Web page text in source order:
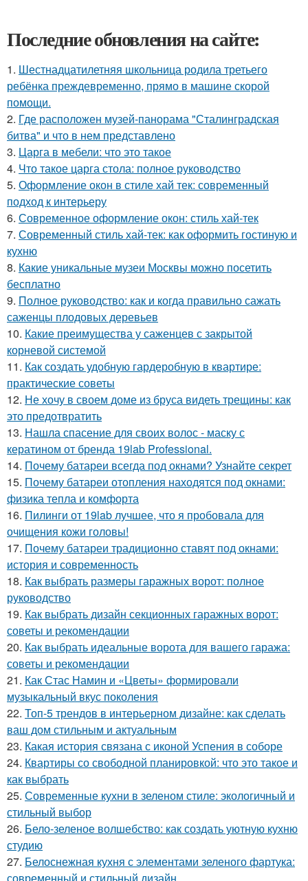
Последние обновления на сайте:
1. Шестнадцатилетняя школьница родила третьего
ребёнка преждевременно, прямо в машине скорой
помощи.
2. Где расположен музей-панорама "Сталинградская
битва" и что в нем представлено
3. Царга в мебели: что это такое
4. Что такое царга стола: полное руководство
5. Оформление окон в стиле хай тек: современный
подход к интерьеру
6. Современное оформление окон: стиль хай-тек
7. Современный стиль хай-тек: как оформить гостиную и
кухню
8. Какие уникальные музеи Москвы можно посетить
бесплатно
9. Полное руководство: как и когда правильно сажать
саженцы плодовых деревьев
10. Какие преимущества у саженцев с закрытой
корневой системой
11. Как создать удобную гардеробную в квартире:
практические советы
12. Не хочу в своем доме из бруса видеть трещины: как
это предотвратить
13. Нашла спасение для своих волос - маску с
кератином от бренда 19lab Professional.
14. Почему батареи всегда под окнами? Узнайте секрет
15. Почему батареи отопления находятся под окнами:
физика тепла и комфорта
16. Пилинги от 19lab лучшее, что я пробовала для
очищения кожи головы!
17. Почему батареи традиционно ставят под окнами:
история и современность
18. Как выбрать размеры гаражных ворот: полное
руководство
19. Как выбрать дизайн секционных гаражных ворот:
советы и рекомендации
20. Как выбрать идеальные ворота для вашего гаража:
советы и рекомендации
21. Как Стас Намин и «Цветы» формировали
музыкальный вкус поколения
22. Топ-5 трендов в интерьерном дизайне: как сделать
ваш дом стильным и актуальным
23. Какая история связана с иконой Успения в соборе
24. Квартиры со свободной планировкой: что это такое и
как выбрать
25. Современные кухни в зеленом стиле: экологичный и
стильный выбор
26. Бело-зеленое волшебство: как создать уютную кухню
студию
27. Белоснежная кухня с элементами зеленого фартука:
современный и стильный дизайн